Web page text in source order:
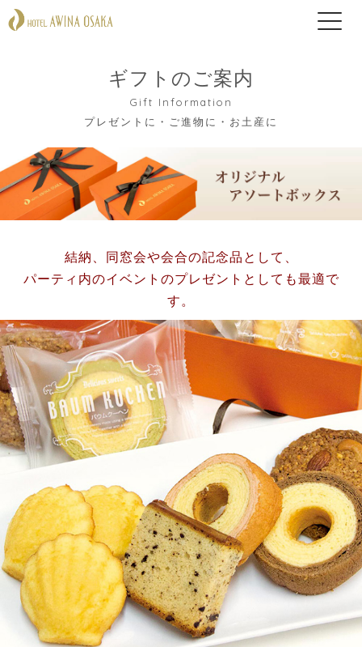
ギフトのご案内
Gift Information
プレゼントに・ご進物に・お土産に
結納、同窓会や会合の記念品として、
パーティ内のイベントのプレゼントとしても最適で
す。